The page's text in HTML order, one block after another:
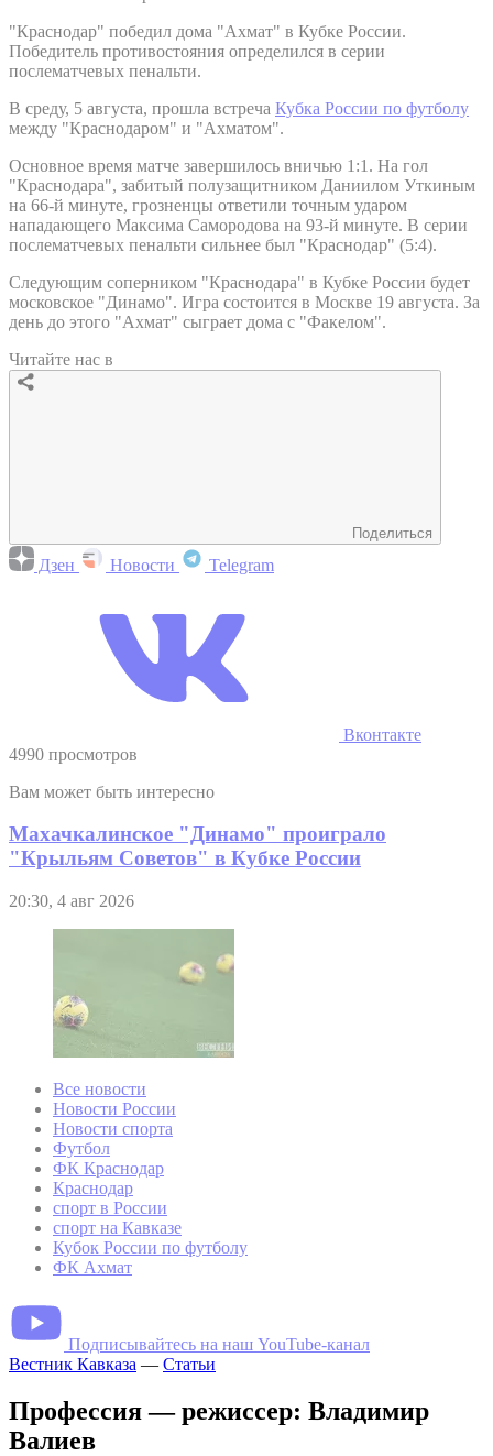
"Краснодар" победил дома "Ахмат" в Кубке России.
Победитель противостояния определился в серии
послематчевых пенальти.
В среду, 5 августа, прошла встреча Кубка России по футболу
между "Краснодаром" и "Ахматом".
Основное время матче завершилось вничью 1:1. На гол
"Краснодара", забитый полузащитником Даниилом Уткиным
на 66-й минуте, грозненцы ответили точным ударом
нападающего Максима Самородова на 93-й минуте. В серии
послематчевых пенальти сильнее был "Краснодар" (5:4).
Следующим соперником "Краснодара" в Кубке России будет
московское "Динамо". Игра состоится в Москве 19 августа. За
день до этого "Ахмат" сыграет дома с "Факелом".
Читайте нас в
Поделиться
Дзен Новости Telegram
Вконтакте
4990 просмотров
Вам может быть интересно
Махачкалинское "Динамо" проиграло
"Крыльям Советов" в Кубке России
20:30, 4 авг 2026
Все новости
Новости России
Новости спорта
Футбол
ФК Краснодар
Краснодар
спорт в России
спорт на Кавказе
Кубок России по футболу
ФК Ахмат
Подписывайтесь на наш YouTube-канал
Вестник Кавказа — Статьи
Профессия — режиссер: Владимир
Валиев